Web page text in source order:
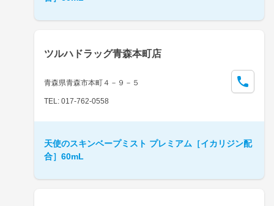
ツルハドラッグ青森本町店
青森県青森市本町４－９－５
TEL: 017-762-0558
天使のスキンベープミスト プレミアム［イカリジン配
合］60mL